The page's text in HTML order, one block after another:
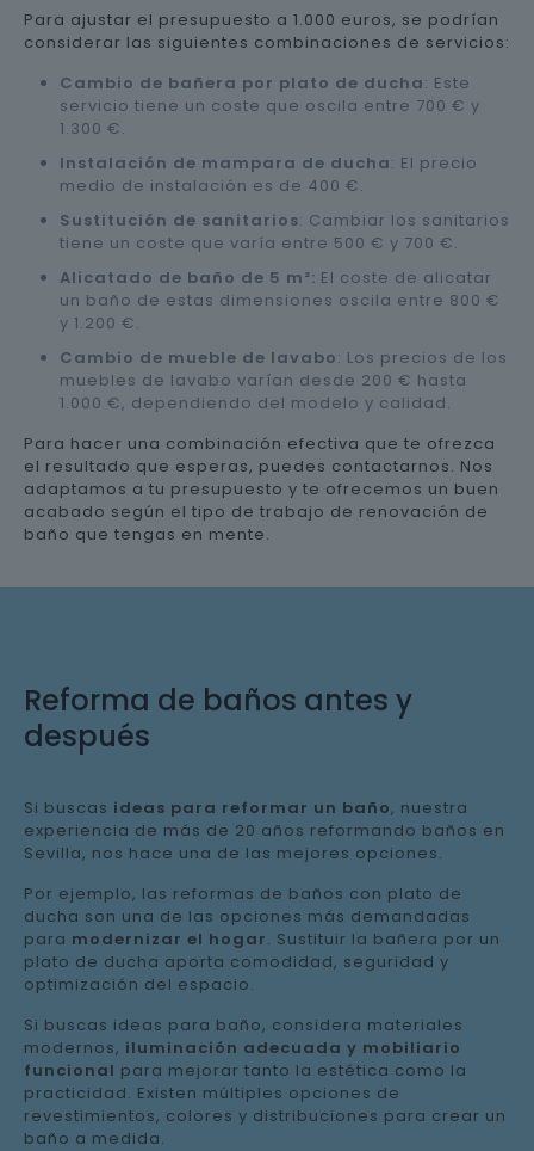
Para ajustar el presupuesto a 1.000 euros, se podrían
considerar las siguientes combinaciones de servicios:
Cambio de bañera por plato de ducha: Este
servicio tiene un coste que oscila entre 700 € y
1.300 €.
Instalación de mampara de ducha: El precio
medio de instalación es de 400 €.
Sustitución de sanitarios: Cambiar los sanitarios
tiene un coste que varía entre 500 € y 700 €.
Alicatado de baño de 5 m²: El coste de alicatar
un baño de estas dimensiones oscila entre 800 €
y 1.200 €.
Cambio de mueble de lavabo: Los precios de los
muebles de lavabo varían desde 200 € hasta
1.000 €, dependiendo del modelo y calidad.
Para hacer una combinación efectiva que te ofrezca
el resultado que esperas, puedes contactarnos. Nos
adaptamos a tu presupuesto y te ofrecemos un buen
acabado según el tipo de trabajo de renovación de
baño que tengas en mente.
Reforma de baños antes y
después
Si buscas ideas para reformar un baño, nuestra
experiencia de más de 20 años reformando baños en
Sevilla, nos hace una de las mejores opciones.
Por ejemplo, las reformas de baños con plato de
ducha son una de las opciones más demandadas
para modernizar el hogar. Sustituir la bañera por un
plato de ducha aporta comodidad, seguridad y
optimización del espacio.
Si buscas ideas para baño, considera materiales
modernos, iluminación adecuada y mobiliario
funcional para mejorar tanto la estética como la
practicidad. Existen múltiples opciones de
revestimientos, colores y distribuciones para crear un
baño a medida.